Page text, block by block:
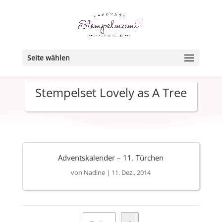
Seite wählen
Stempelset Lovely as A Tree
Adventskalender – 11. Türchen
von Nadine | 11. Dez.. 2014